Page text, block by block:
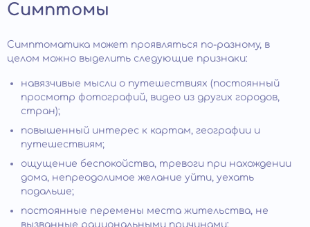
Симптомы
Симптоматика может проявляться по-разному, в
целом можно выделить следующие признаки:
навязчивые мысли о путешествиях (постоянный
просмотр фотографий, видео из других городов,
стран);
повышенный интерес к картам, географии и
путешествиям;
ощущение беспокойства, тревоги при нахождении
дома, непреодолимое желание уйти, уехать
подальше;
постоянные перемены места жительства, не
вызванные рациональными причинами;